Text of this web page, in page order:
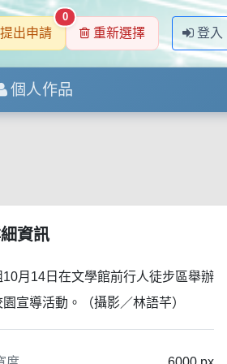
提出申請
0
重新選擇 登入
個人作品
資訊
10月14日在文學館前行人徒步區舉辦
宣導活動。（攝影／林語芊）